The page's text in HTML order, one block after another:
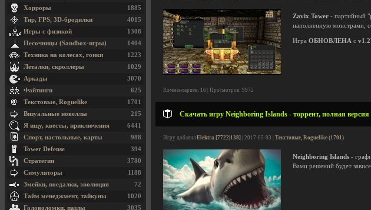
Zavix Tower - партийный
наполненную монстрами,
Игра ОБНОВЛЕНА с
Комментариев: 16 | Просмотров: 9972
Скачать игру Neighboring Islands - торрент, полная версия
Игру добавил Elektra [7722|138] | 2017-05-03 | Текстовые, Roguelike (1701)
Neighboring Islands -
Вами решений будет
1885
Хорроры
4015
Тир, FPS, 3D-бродилки
1308
Игры с физикой
1404
Песочницы (Sandbox-игры)
1223
Техника на колесах, гонки
1029
Леталки, скроллеры
3070
Аркады
625
Файтинги
1701
Текстовые, Roguelike
215
Визуальные новеллы
6441
Я ищу, квесты, приключения
988
Спорт, настольные, карты
394
Tower Defense
3780
Стратегии
1188
Симуляторы
72
Змейки, поедалки, эволюция
1020
Тайм менеджмент, тайкуны
3035
Головоломки, пазлы